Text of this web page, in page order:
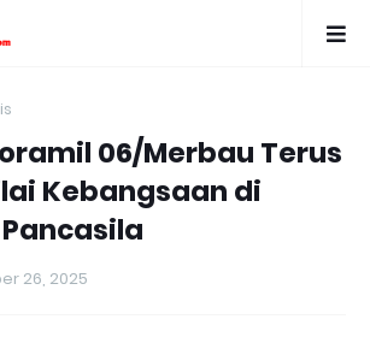
06/Merbau Terus
Kebangsaan di
26, 2025